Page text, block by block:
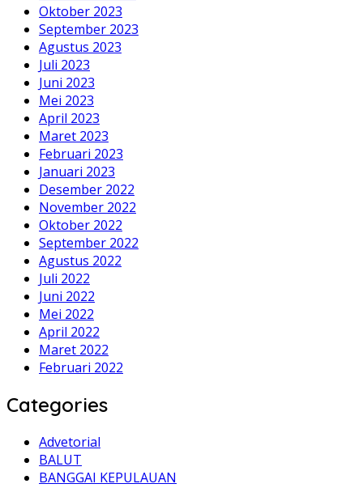
Oktober 2023
September 2023
Agustus 2023
Juli 2023
Juni 2023
Mei 2023
April 2023
Maret 2023
Februari 2023
Januari 2023
Desember 2022
November 2022
Oktober 2022
September 2022
Agustus 2022
Juli 2022
Juni 2022
Mei 2022
April 2022
Maret 2022
Februari 2022
Categories
Advetorial
BALUT
BANGGAI KEPULAUAN